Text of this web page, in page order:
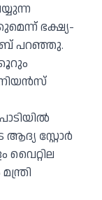
ഭക്ഷ്യ-
പറഞ്ഞു.
ആദ്യ സ്റ്റോർ